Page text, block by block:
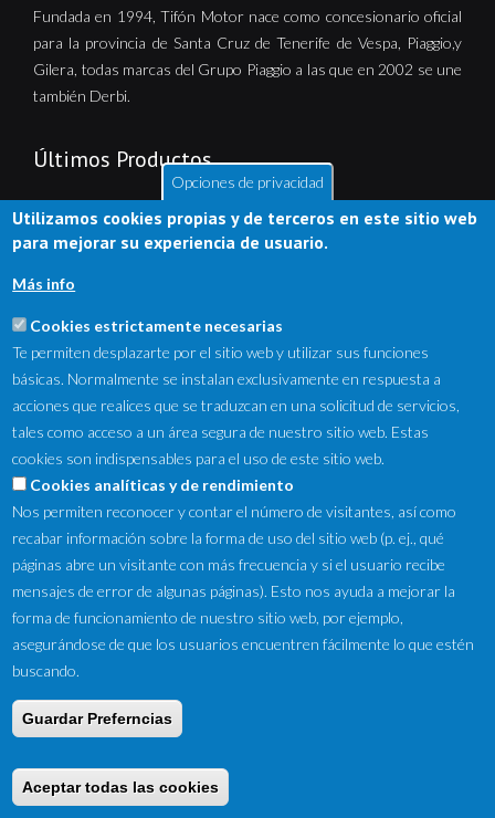
Fundada en 1994, Tifón Motor nace como concesionario oficial
para la provincia de Santa Cruz de Tenerife de Vespa, Piaggio,y
Gilera, todas marcas del Grupo Piaggio a las que en 2002 se une
también Derbi.
Últimos Productos
NewsLetter
Condiciones de venta
Opciones de privacidad
Utilizamos cookies propias y de terceros en este sitio web
para mejorar su experiencia de usuario.
Más info
Cookies estrictamente necesarias
Te permiten desplazarte por el sitio web y utilizar sus funciones
básicas. Normalmente se instalan exclusivamente en respuesta a
acciones que realices que se traduzcan en una solicitud de servicios,
tales como acceso a un área segura de nuestro sitio web. Estas
cookies son indispensables para el uso de este sitio web.
Cookies analíticas y de rendimiento
Nos permiten reconocer y contar el número de visitantes, así como
recabar información sobre la forma de uso del sitio web (p. ej., qué
páginas abre un visitante con más frecuencia y si el usuario recibe
mensajes de error de algunas páginas). Esto nos ayuda a mejorar la
forma de funcionamiento de nuestro sitio web, por ejemplo,
asegurándose de que los usuarios encuentren fácilmente lo que estén
buscando.
Guardar Preferncias
Aceptar todas las cookies